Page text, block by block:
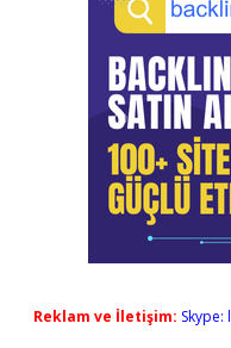
Reklam ve İletişim: Skype: